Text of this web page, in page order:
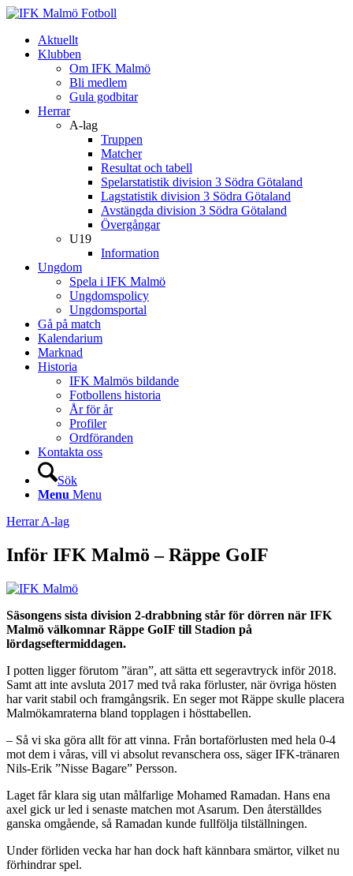
Aktuellt
Klubben
Om IFK Malmö
Bli medlem
Gula godbitar
Herrar
A-lag
Truppen
Matcher
Resultat och tabell
Spelarstatistik division 3 Södra Götaland
Lagstatistik division 3 Södra Götaland
Avstängda division 3 Södra Götaland
Övergångar
U19
Information
Ungdom
Spela i IFK Malmö
Ungdomspolicy
Ungdomsportal
Gå på match
Kalendarium
Marknad
Historia
IFK Malmös bildande
Fotbollens historia
År för år
Profiler
Ordföranden
Kontakta oss
Sök
Menu Menu
Herrar A-lag
Inför IFK Malmö – Räppe GoIF
Säsongens sista division 2-drabbning står för dörren när IFK
Malmö välkomnar Räppe GoIF till Stadion på
lördagseftermiddagen.
I potten ligger förutom ”äran”, att sätta ett segeravtryck inför 2018.
Samt att inte avsluta 2017 med två raka förluster, när övriga hösten
har varit stabil och framgångsrik. En seger mot Räppe skulle placera
Malmökamraterna bland topplagen i hösttabellen.
– Så vi ska göra allt för att vinna. Från bortaförlusten med hela 0-4
mot dem i våras, vill vi absolut revanschera oss, säger IFK-tränaren
Nils-Erik ”Nisse Bagare” Persson.
Laget får klara sig utan målfarlige Mohamed Ramadan. Hans ena
axel gick ur led i senaste matchen mot Asarum. Den återställdes
ganska omgående, så Ramadan kunde fullfölja tilställningen.
Under förliden vecka har han dock haft kännbara smärtor, vilket nu
förhindrar spel.